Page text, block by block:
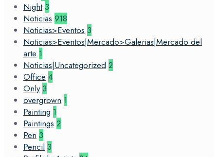
Night 3
Noticias 918
Noticias>Eventos 3
Noticias>Eventos|Mercado>Galerias|Mercado del
arte 1
Noticias|Uncategorized 2
Office 4
Only 3
overgrown 1
Painting 1
Paintings 2
Pen 3
Pencil 3